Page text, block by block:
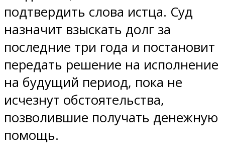
подтвердить слова истца. Суд
назначит взыскать долг за
последние три года и постановит
передать решение на исполнение
на будущий период, пока не
исчезнут обстоятельства,
позволившие получать денежную
помощь.